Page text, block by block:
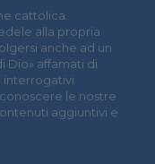
cattolica.
alla propria
anche ad un
Dio» affamati di
interrogativi
le nostre
aggiuntivi e